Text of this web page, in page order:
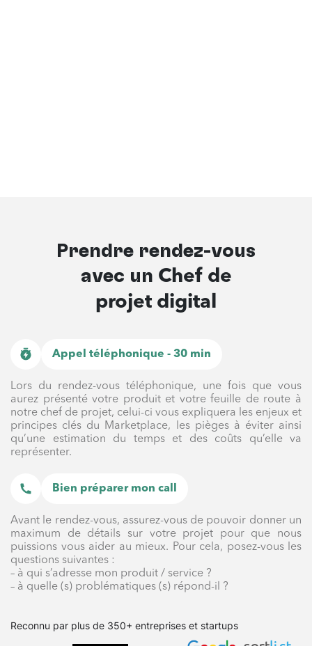
Prendre rendez-vous
avec un Chef de
projet digital
Appel téléphonique - 30 min
Lors du rendez-vous téléphonique, une fois que vous
aurez présenté votre produit et votre feuille de route à
notre chef de projet, celui-ci vous expliquera les enjeux et
principes clés du Marketplace, les pièges à éviter ainsi
qu’une estimation du temps et des coûts qu’elle va
représenter.
Bien préparer mon call
Avant le rendez-vous, assurez-vous de pouvoir donner un
maximum de détails sur votre projet pour que nous
puissions vous aider au mieux. Pour cela, posez-vous les
questions suivantes :
– à qui s’adresse mon produit / service ?
– à quelle (s) problématiques (s) répond-il ?
Reconnu par plus de 350+ entreprises et startups